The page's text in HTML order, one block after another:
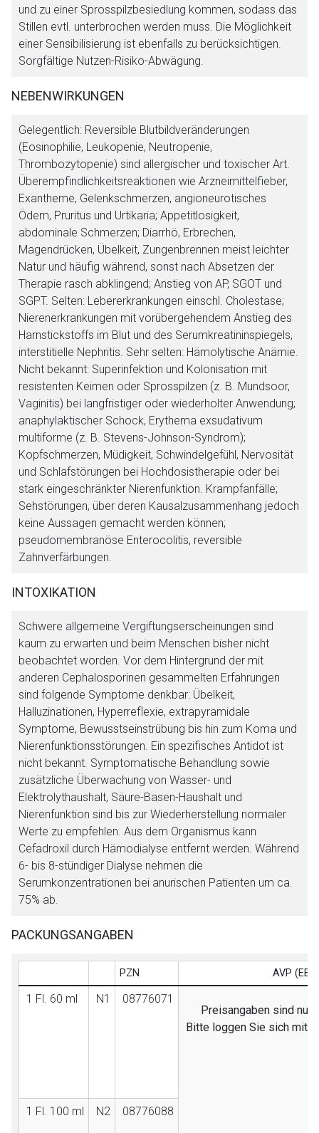
und zu einer Sprosspilzbesiedlung kommen, sodass das
Stillen evtl. unterbrochen werden muss. Die Möglichkeit
einer Sensibilisierung ist ebenfalls zu berücksichtigen.
Sorgfältige Nutzen-Risiko-Abwägung.
NEBENWIRKUNGEN
Gelegentlich: Reversible Blutbildveränderungen
(Eosinophilie, Leukopenie, Neutropenie,
Thrombozytopenie) sind allergischer und toxischer Art.
Überempfindlichkeitsreaktionen wie Arzneimittelfieber,
Exantheme, Gelenkschmerzen, angioneurotisches
Ödem, Pruritus und Urtikaria; Appetitlosigkeit,
abdominale Schmerzen; Diarrhö, Erbrechen,
Magendrücken, Übelkeit, Zungenbrennen meist leichter
Natur und häufig während, sonst nach Absetzen der
Therapie rasch abklingend; Anstieg von AP, SGOT und
SGPT. Selten: Lebererkrankungen einschl. Cholestase;
Nierenerkrankungen mit vorübergehendem Anstieg des
Harnstickstoffs im Blut und des Serumkreatininspiegels,
interstitielle Nephritis. Sehr selten: Hämolytische Anämie.
Nicht bekannt: Superinfektion und Kolonisation mit
resistenten Keimen oder Sprosspilzen (z. B. Mundsoor,
Vaginitis) bei langfristiger oder wiederholter Anwendung;
anaphylaktischer Schock, Erythema exsudativum
multiforme (z. B. Stevens-Johnson-Syndrom);
Kopfschmerzen, Müdigkeit, Schwindelgefühl, Nervosität
und Schlafstörungen bei Hochdosistherapie oder bei
stark eingeschränkter Nierenfunktion. Krampfanfälle;
Sehstörungen, über deren Kausalzusammenhang jedoch
keine Aussagen gemacht werden können;
pseudomembranöse Enterocolitis, reversible
Zahnverfärbungen.
INTOXIKATION
Schwere allgemeine Vergiftungserscheinungen sind
kaum zu erwarten und beim Menschen bisher nicht
beobachtet worden. Vor dem Hintergrund der mit
anderen Cephalosporinen gesammelten Erfahrungen
sind folgende Symptome denkbar: Übelkeit,
Halluzinationen, Hyperreflexie, extrapyramidale
Symptome, Bewusstseinstrübung bis hin zum Koma und
Nierenfunktionsstörungen. Ein spezifisches Antidot ist
nicht bekannt. Symptomatische Behandlung sowie
zusätzliche Überwachung von Wasser- und
Elektrolythaushalt, Säure-Basen-Haushalt und
Nierenfunktion sind bis zur Wiederherstellung normaler
Werte zu empfehlen. Aus dem Organismus kann
Cefadroxil durch Hämodialyse entfernt werden. Während
6- bis 8-stündiger Dialyse nehmen die
Serumkonzentrationen bei anurischen Patienten um ca.
75% ab.
PACKUNGSANGABEN
PZN AVP
1 Fl. 60 ml N1
08776071
Preisangaben sind nur
Bitte loggen Sie sich mit
1 Fl. 100 ml N2 08776088